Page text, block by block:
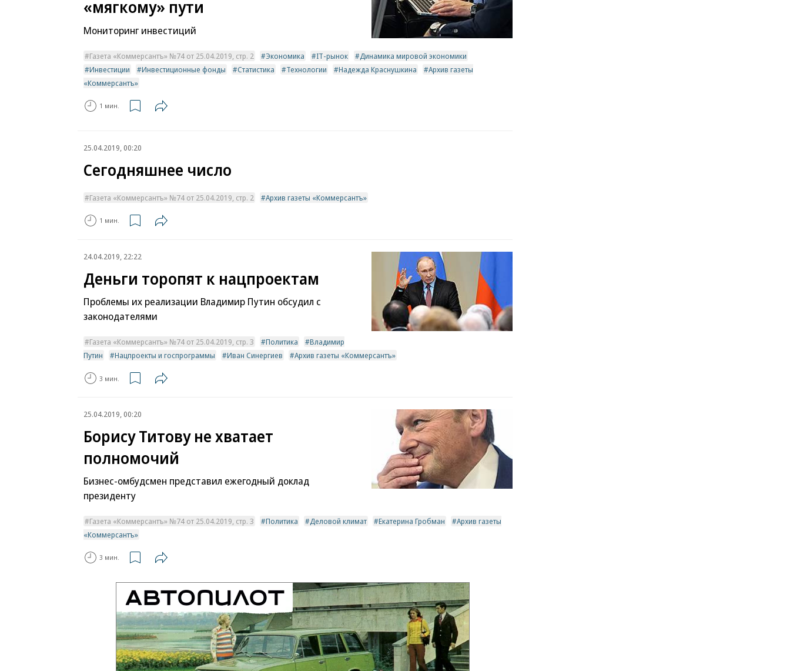
«мягкому» пути
Мониторинг инвестиций
Газета «Коммерсантъ» №74 от 25.04.2019, стр. 2 Экономика IT-рынок
Динамика мировой экономики
Инвестиции
Инвестиционные фонды Статистика Технологии Надежда Краснушкина
Архив газеты
«Коммерсантъ»
1 мин.
25.04.2019, 00:20
Сегодняшнее число
Газета «Коммерсантъ» №74 от 25.04.2019, стр. 2 Архив газеты «Коммерсантъ»
1 мин.
24.04.2019, 22:22
Деньги торопят к нацпроектам
Проблемы их реализации Владимир Путин обсудил с
законодателями
Газета «Коммерсантъ» №74 от 25.04.2019, стр. 3 Политика
Владимир
Путин
Нацпроекты и госпрограммы Иван Синергиев Архив газеты «Коммерсантъ»
3 мин.
25.04.2019, 00:20
Борису Титову не хватает
полномочий
Бизнес-омбудсмен представил ежегодный доклад
президенту
Газета «Коммерсантъ» №74 от 25.04.2019, стр. 3 Политика Деловой климат Екатерина Гробман
Архив газеты
«Коммерсантъ»
3 мин.